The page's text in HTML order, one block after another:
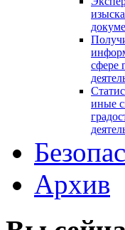
сфере
иные
Архив